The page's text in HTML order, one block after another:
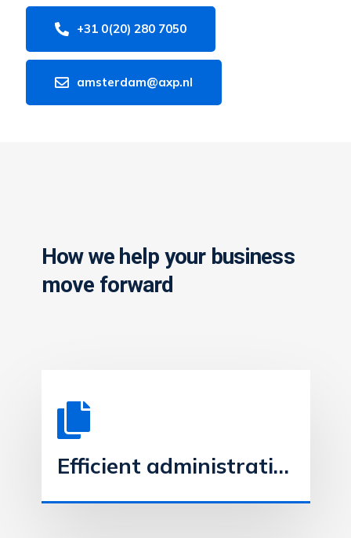
+31 0(20) 280 7050
amsterdam@axp.nl
How we help your business
move forward
Efficient administration and proactive financial control